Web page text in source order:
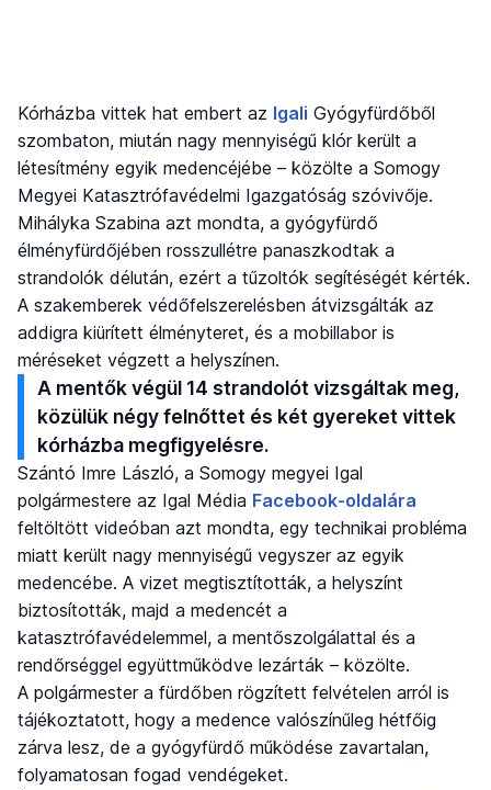
Kórházba vittek hat embert az Igali Gyógyfürdőből
szombaton, miután nagy mennyiségű klór került a
létesítmény egyik medencéjébe – közölte a Somogy
Megyei Katasztrófavédelmi Igazgatóság szóvivője.
Mihályka Szabina azt mondta, a gyógyfürdő
élményfürdőjében rosszullétre panaszkodtak a
strandolók délután, ezért a tűzoltók segítéségét kérték.
A szakemberek védőfelszerelésben átvizsgálták az
addigra kiürített élményteret, és a mobillabor is
méréseket végzett a helyszínen.
A mentők végül 14 strandolót vizsgáltak meg,
közülük négy felnőttet és két gyereket vittek
kórházba megfigyelésre.
Szántó Imre László, a Somogy megyei Igal
polgármestere az Igal Média Facebook-oldalára
feltöltött videóban azt mondta, egy technikai probléma
miatt került nagy mennyiségű vegyszer az egyik
medencébe. A vizet megtisztították, a helyszínt
biztosították, majd a medencét a
katasztrófavédelemmel, a mentőszolgálattal és a
rendőrséggel együttműködve lezárták – közölte.
A polgármester a fürdőben rögzített felvételen arról is
tájékoztatott, hogy a medence valószínűleg hétfőig
zárva lesz, de a gyógyfürdő működése zavartalan,
folyamatosan fogad vendégeket.